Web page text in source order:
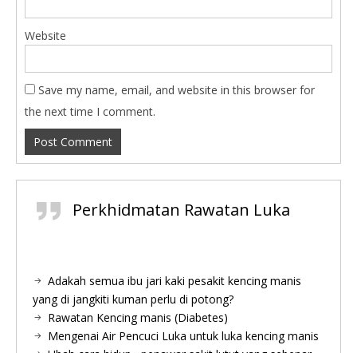
Website
Save my name, email, and website in this browser for
the next time I comment.
Perkhidmatan Rawatan Luka
Adakah semua ibu jari kaki pesakit kencing manis
yang di jangkiti kuman perlu di potong?
Rawatan Kencing manis (Diabetes)
Mengenai Air Pencuci Luka untuk luka kencing manis